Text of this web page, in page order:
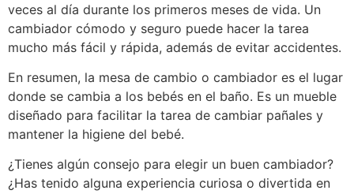
veces al día durante los primeros meses de vida. Un
cambiador cómodo y seguro puede hacer la tarea
mucho más fácil y rápida, además de evitar accidentes.
En resumen, la mesa de cambio o cambiador es el lugar
donde se cambia a los bebés en el baño. Es un mueble
diseñado para facilitar la tarea de cambiar pañales y
mantener la higiene del bebé.
¿Tienes algún consejo para elegir un buen cambiador?
¿Has tenido alguna experiencia curiosa o divertida en